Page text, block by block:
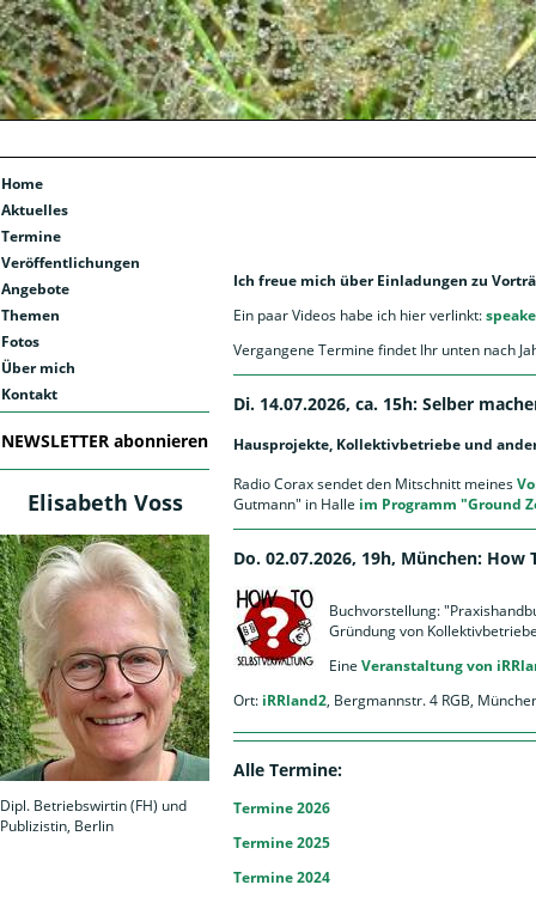
Home
Aktuelles
Termine
Veröffentlichungen
Angebote
Themen
Fotos
Über mich
Kontakt
NEWSLETTER abonnieren
Elisabeth Voss
Dipl. Betriebswirtin (FH) und
Publizistin, Berlin
Ich freue mich über Einladungen zu
Ein paar Videos habe ich hier verlinkt:
Vergangene Termine findet Ihr unten nach
Di. 14.07.2026, ca. 15h: Selber
Hausprojekte, Kollektivbetriebe und
Radio Corax sendet den Mitschnitt meines
Gutmann" in Halle im Programm "Ground
Do. 02.07.2026, 19h, München:
Buchvorstellung:
Gründung von
Eine Veranstaltung von
Ort: iRRland2, Bergmannstr. 4 RGB,
Alle Termine:
Termine 2026
Termine 2025
Termine 2024